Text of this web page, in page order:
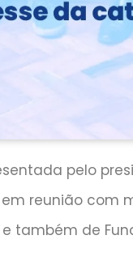
pelo
reunião com
também de